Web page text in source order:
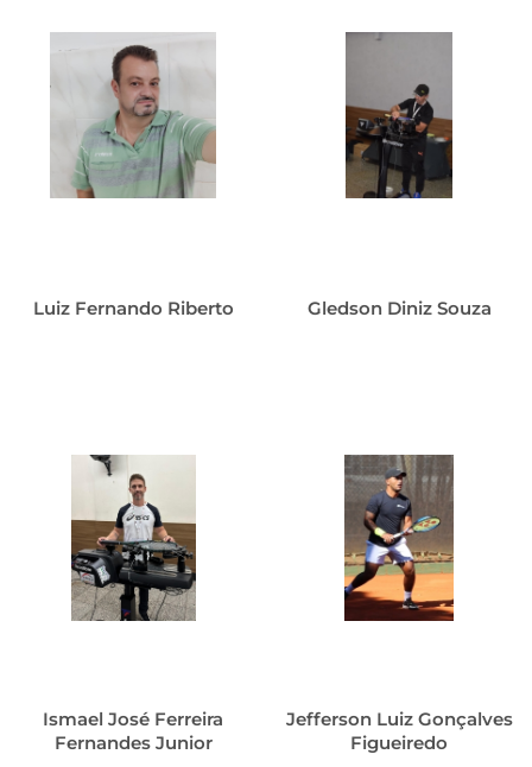
Luiz Fernando Riberto Gledson Diniz Souza
Ismael José Ferreira
Fernandes Junior
Jefferson Luiz Gonçalves
Figueiredo